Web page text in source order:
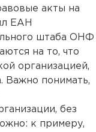
акты на
ЕАН
штаба ОНФ
на то, что
организацией,
Важно понимать,
без
к примеру,